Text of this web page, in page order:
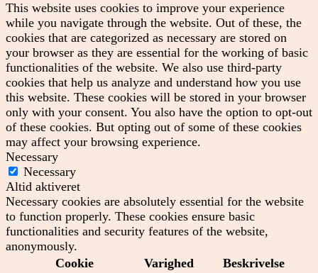
This website uses cookies to improve your experience
while you navigate through the website. Out of these, the
cookies that are categorized as necessary are stored on
your browser as they are essential for the working of basic
functionalities of the website. We also use third-party
cookies that help us analyze and understand how you use
this website. These cookies will be stored in your browser
only with your consent. You also have the option to opt-out
of these cookies. But opting out of some of these cookies
may affect your browsing experience.
Necessary
Necessary
Altid aktiveret
Necessary cookies are absolutely essential for the website
to function properly. These cookies ensure basic
functionalities and security features of the website,
anonymously.
Cookie
Varighed Beskrivelse